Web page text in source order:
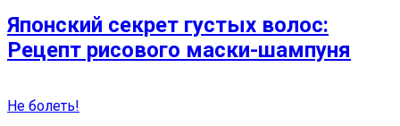
Японский секрет густых волос:
Рецепт рисового маски-шампуня
Не болеть!